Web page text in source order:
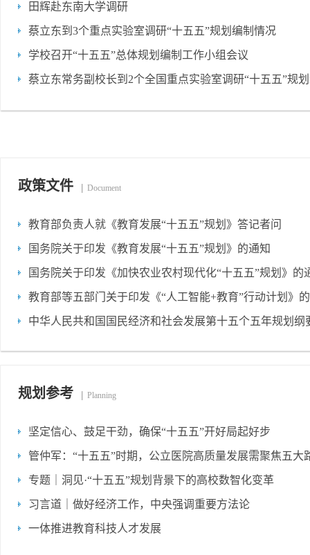
田辉赴东南大学调研
蔡立东到3个重点实验室调研“十五五”规划编制情况
学校召开“十五五”总体规划编制工作小组会议
蔡立东常务副校长到2个全国重点实验室调研“十五五”规
政策文件 Document
教育部负责人就《教育发展“十五五”规划》答记者问
国务院关于印发《教育发展“十五五”规划》的通知
国务院关于印发《加快农业农村现代化“十五五”规划》的
教育部等五部门关于印发《“人工智能+教育”行动计划》
中华人民共和国国民经济和社会发展第十五个五年规划纲
规划参考 Planning
坚定信心、鼓足干劲，确保“十五五”开好局起好步
管仲军：“十五五”时期，公立医院高质量发展需聚焦五大
专题｜洞见·“十五五”规划背景下的高校数智化变革
习言道｜做好经济工作，中央强调重要方法论
一体推进教育科技人才发展